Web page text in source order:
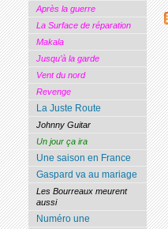
Après la guerre
La Surface de réparation
Makala
Jusqu’à la garde
Vent du nord
Revenge
La Juste Route
Johnny Guitar
Un jour ça ira
Une saison en France
Gaspard va au mariage
Les Bourreaux meurent
aussi
Numéro une